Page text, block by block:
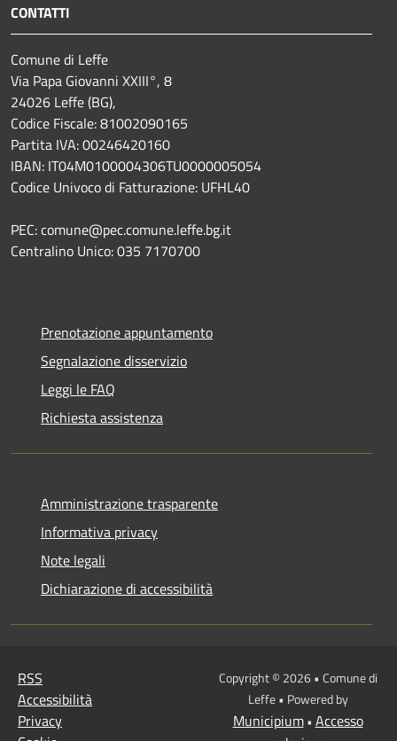
CONTATTI
Comune di Leffe
Via Papa Giovanni XXIII°, 8
24026 Leffe (BG),
Codice Fiscale: 81002090165
Partita IVA: 00246420160
IBAN: IT04M0100004306TU0000005054
Codice Univoco di Fatturazione: UFHL40
PEC: comune@pec.comune.leffe.bg.it
Centralino Unico: 035 7170700
Prenotazione appuntamento
Segnalazione disservizio
Leggi le FAQ
Richiesta assistenza
Amministrazione trasparente
Informativa privacy
Note legali
Dichiarazione di accessibilità
RSS
Accessibilità
Privacy
Copyright © 2026 • Comune di
Leffe • Powered by
Municipium• Accesso